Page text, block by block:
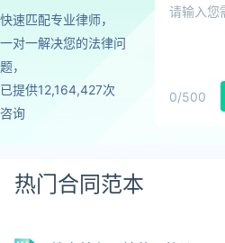
快速匹配专业律师，
一对一解决您的法律问
题，
已提供12,164,427次
咨询
0/500
热门合同范本